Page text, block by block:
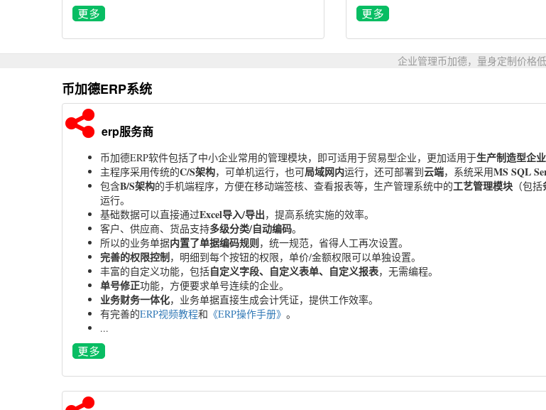
企业管理币加德，量身定制价格低
币加德ERP系统
erp服务商
币加德ERP软件包括了中小企业常用的管理模块，即可适用于贸易型企业，更加适用于生产制造型企业
主程序采用传统的C/S架构，可单机运行，也可局域网内运行，还可部署到云端，系统采用MS SQL
包含B/S架构的手机端程序，方便在移动端签核、查看报表等，生产管理系统中的工艺管理模块 （包括
运行。
基础数据可以直接通过Excel导入/导出，提高系统实施的效率。
客户、供应商、货品支持多级分类/自动编码。
所以的业务单据内置了单据编码规则，统一规范，省得人工再次设置。
完善的权限控制，明细到每个按钮的权限，单价/金额权限可以单独设置。
丰富的自定义功能，包括自定义字段、自定义表单、自定义报表，无需编程。
单号修正功能，方便要求单号连续的企业。
业务财务一体化，业务单据直接生成会计凭证，提供工作效率。
有完善的ERP视频教程和 《ERP操作手册》 。
...